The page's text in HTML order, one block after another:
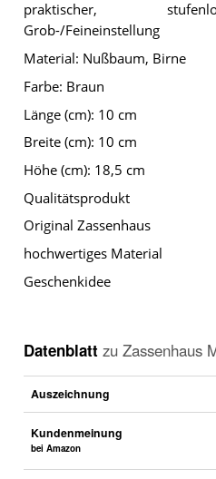
praktischer,
Grob-/Feineinstellung
Material: Nußbaum, Birne
Farbe: Braun
Länge (cm): 10 cm
Breite (cm): 10 cm
Höhe (cm): 18,5 cm
Qualitätsprodukt
Original Zassenhaus
hochwertiges Material
Geschenkidee
Datenblatt zu Zassenhaus
Auszeichnung
Kundenmeinung
bei Amazon